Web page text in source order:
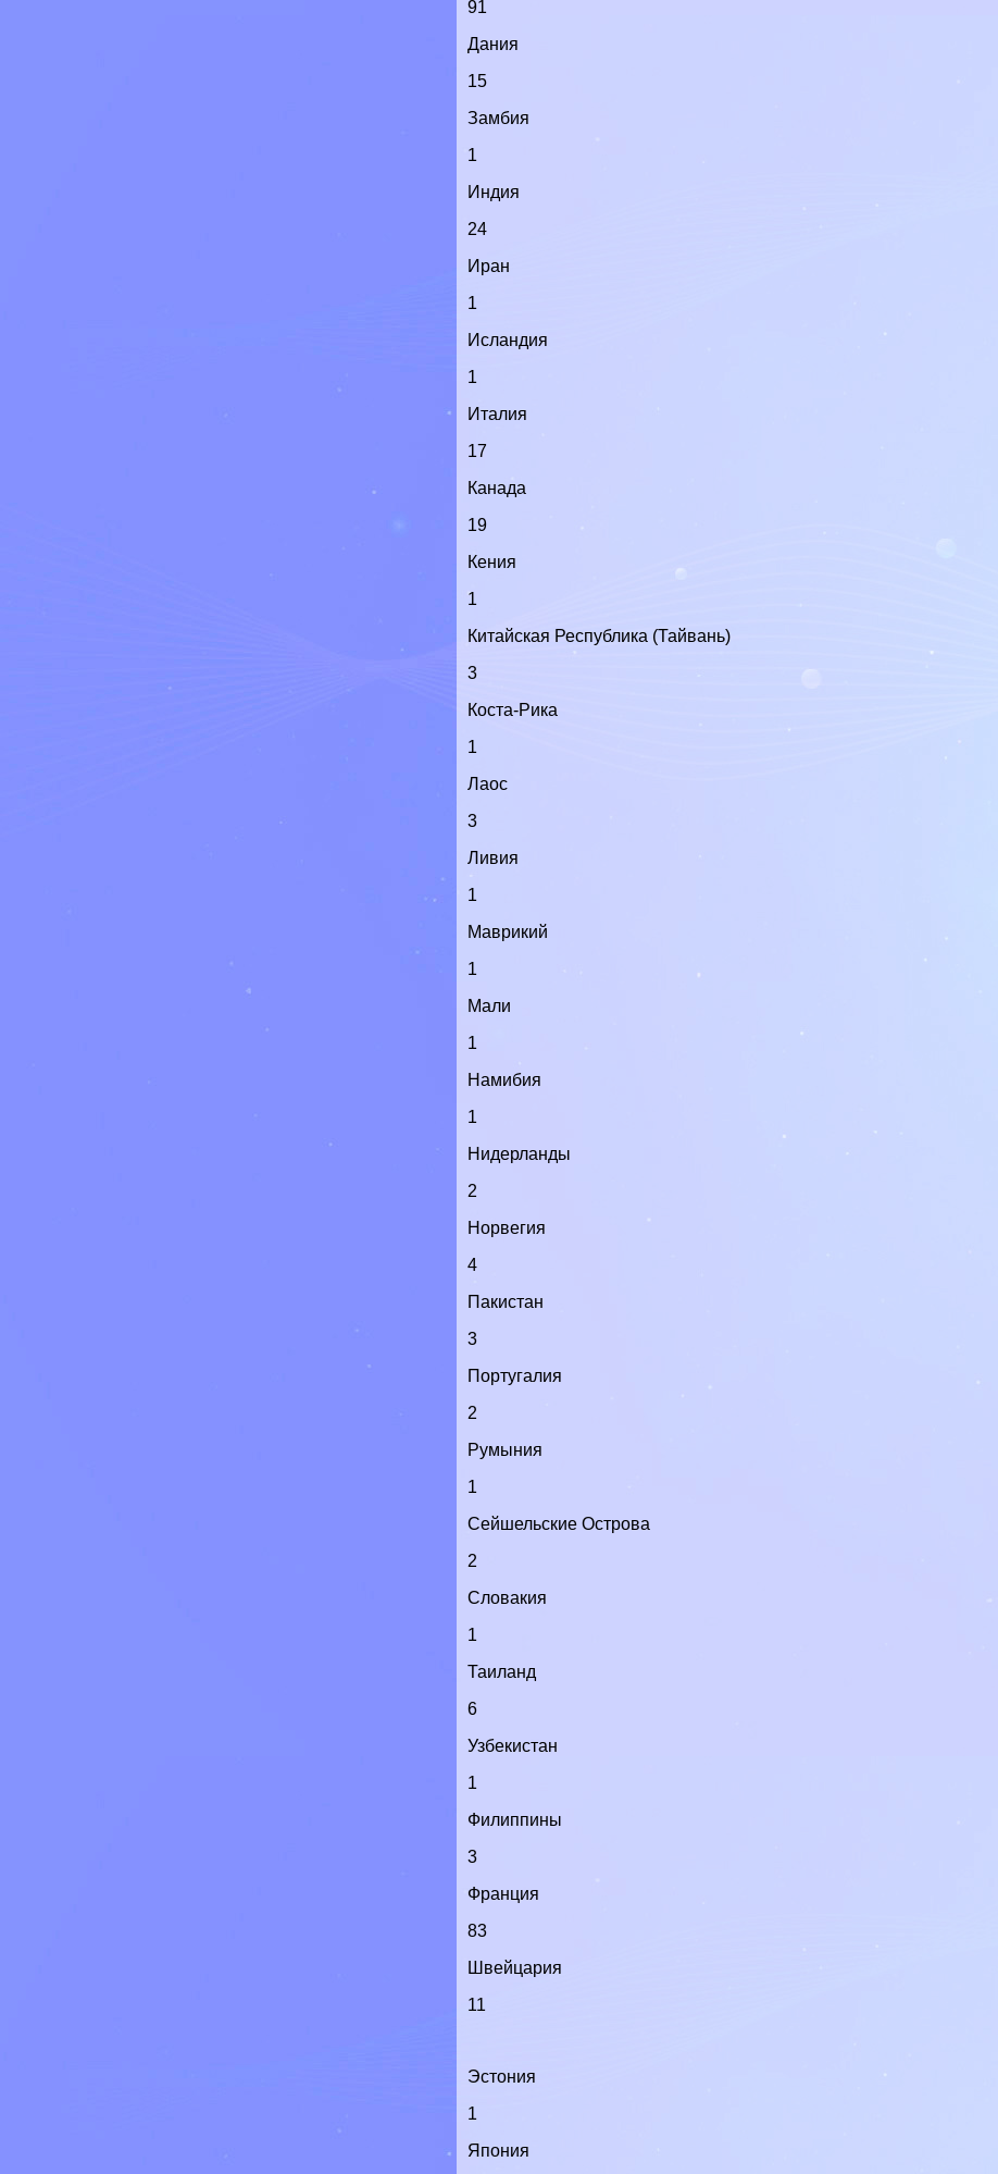
91
Дания
15
Замбия
1
Индия
24
Иран
1
Исландия
1
Италия
17
Канада
19
Кения
1
Китайская Республика (Тайвань)
3
Коста-Рика
1
Лаос
3
Ливия
1
Маврикий
1
Мали
1
Намибия
1
Нидерланды
2
Норвегия
4
Пакистан
3
Португалия
2
Румыния
1
Сейшельские Острова
2
Словакия
1
Таиланд
6
Узбекистан
1
Филиппины
3
Франция
83
Швейцария
11
Эстония
1
Япония